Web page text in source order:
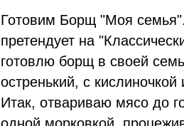
Готовим Борщ "Моя
претендует на
готовлю борщ в своей
остренький, с
Итак, отвариваю мясо до